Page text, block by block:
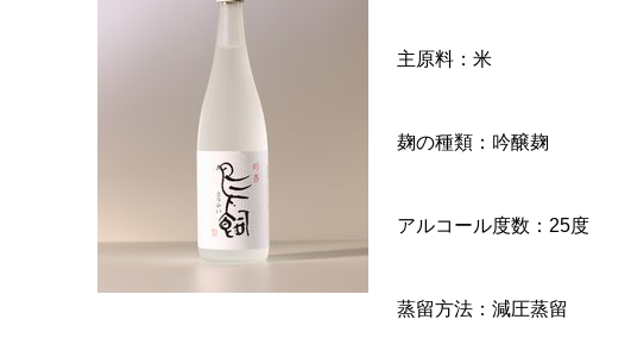
主原料：米
麹の種類：吟醸麹
アルコール度数：25度
蒸留方法：減圧蒸留